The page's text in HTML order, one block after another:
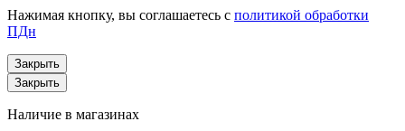
Нажимая кнопку, вы соглашаетесь с политикой обработки
ПДн
Закрыть
Закрыть
Наличие в магазинах